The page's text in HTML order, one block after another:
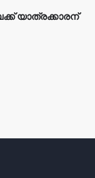
യാത്രക്കാരന്